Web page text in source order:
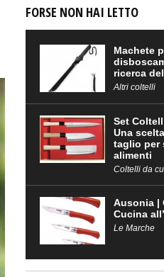
FORSE NON HAI LETTO
Machete
ricerca
Altri coltelli
Set
Una
taglio per
alimenti
Coltelli da
Ausonia |
Cucina
Le Marche